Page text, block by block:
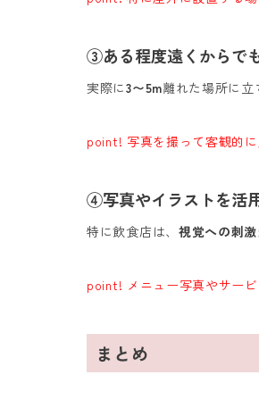
③ある程度遠くからで
実際に3〜5m離れた場所に立
point! 写真を撮って客観的
④写真やイラストを活
特に飲食店は、 視覚への刺激
point! メニュー写真やサー
まとめ